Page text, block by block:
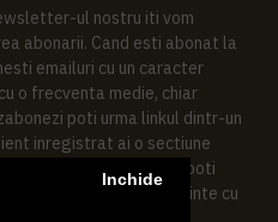
Inchide
ul nostru iti vom
abonarii. Cand esti abonat la
emailuri cu un caracter
o frecventa medie, chiar
poti urma linkul dintr-un
inregistrat ai o sectiune
si de asemenea ne poti
orice intrebari sau cerinte cu